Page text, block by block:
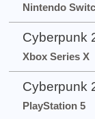
Nintendo
Cyberpunk
Xbox Series X
Cyberpunk
PlayStation 5